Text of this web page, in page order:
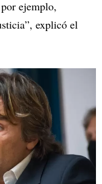
ejemplo,
explicó el